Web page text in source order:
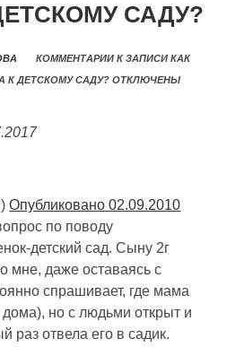
САДУ?
КОММЕНТАРИИК ЗАПИСИ КАК
К ДЕТСКОМУ САДУ?ОТКЛЮЧЕНЫ
Опубликовано 02.09.2010
по поводу
детский сад. Сыну 2г
мне, даже оставаясь с
спрашивает, где мама
дома), но с людьми открыт и
раз отвела его в садик.